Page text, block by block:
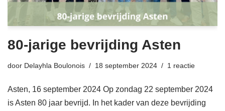
80-jarige bevrijding Asten
door Delayhla Boulonois 18 september 2024 1 reactie
Asten, 16 september 2024 Op zondag 22 september 2024
is Asten 80 jaar bevrijd. In het kader van deze bevrijding